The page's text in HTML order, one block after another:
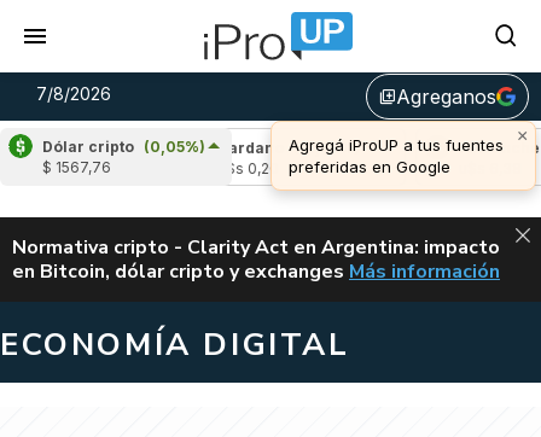
7/8/2026 library_addAgreganos
×
Agregá iProUP a tus fuentes
preferidas en Google
Dólar cripto (0,05%)
$ 1567,76
2,82%) Cardano (-3,98%)
u$s 0,20
Avalanche
(-
u$s 6,38
ALERTA
Normativa cripto - Clarity Act en Argentina: impacto
en Bitcoin, dólar cripto y exchanges CLARITY ACT EN
Más información
ECONOMÍA DIGITAL